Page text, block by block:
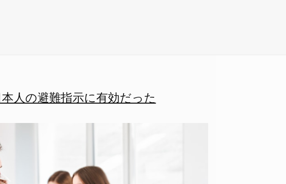
人の避難指示に有効だった